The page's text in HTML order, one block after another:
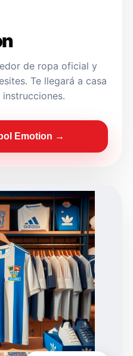
de ropa oficial y
Te llegará a casa
Emotion →